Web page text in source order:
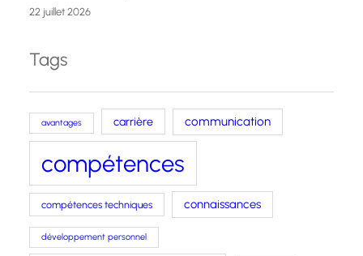
22 juillet 2026
Tags
avantages carrière communication
compétences
compétences techniques connaissances
développement personnel